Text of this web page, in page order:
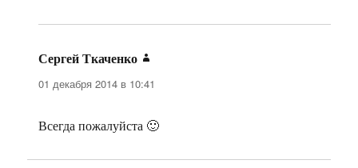
Сергей Ткаченко
01 декабря 2014 в 10:41
Всегда пожалуйста 🙂